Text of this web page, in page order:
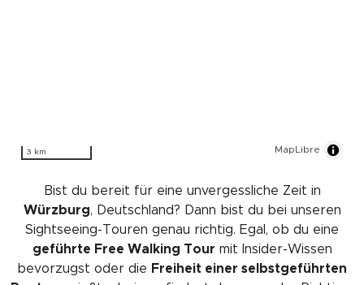
3 km MapLibre
Bist du bereit für eine unvergessliche Zeit in
Würzburg, Deutschland? Dann bist du bei unseren
Sightseeing-Touren genau richtig. Egal, ob du eine
geführte Free Walking Tour mit Insider-Wissen
bevorzugst oder die Freiheit einer selbstgeführten